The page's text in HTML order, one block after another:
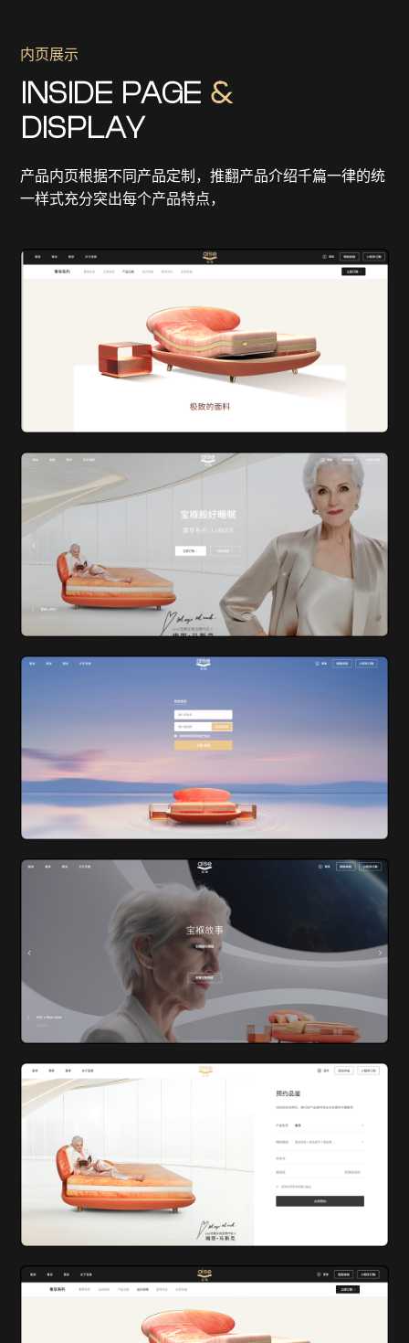
内页展示
INSIDE PAGE &
DISPLAY
产品内页根据不同产品定制，推翻产品介绍千篇一律的统
一样式充分突出每个产品特点，